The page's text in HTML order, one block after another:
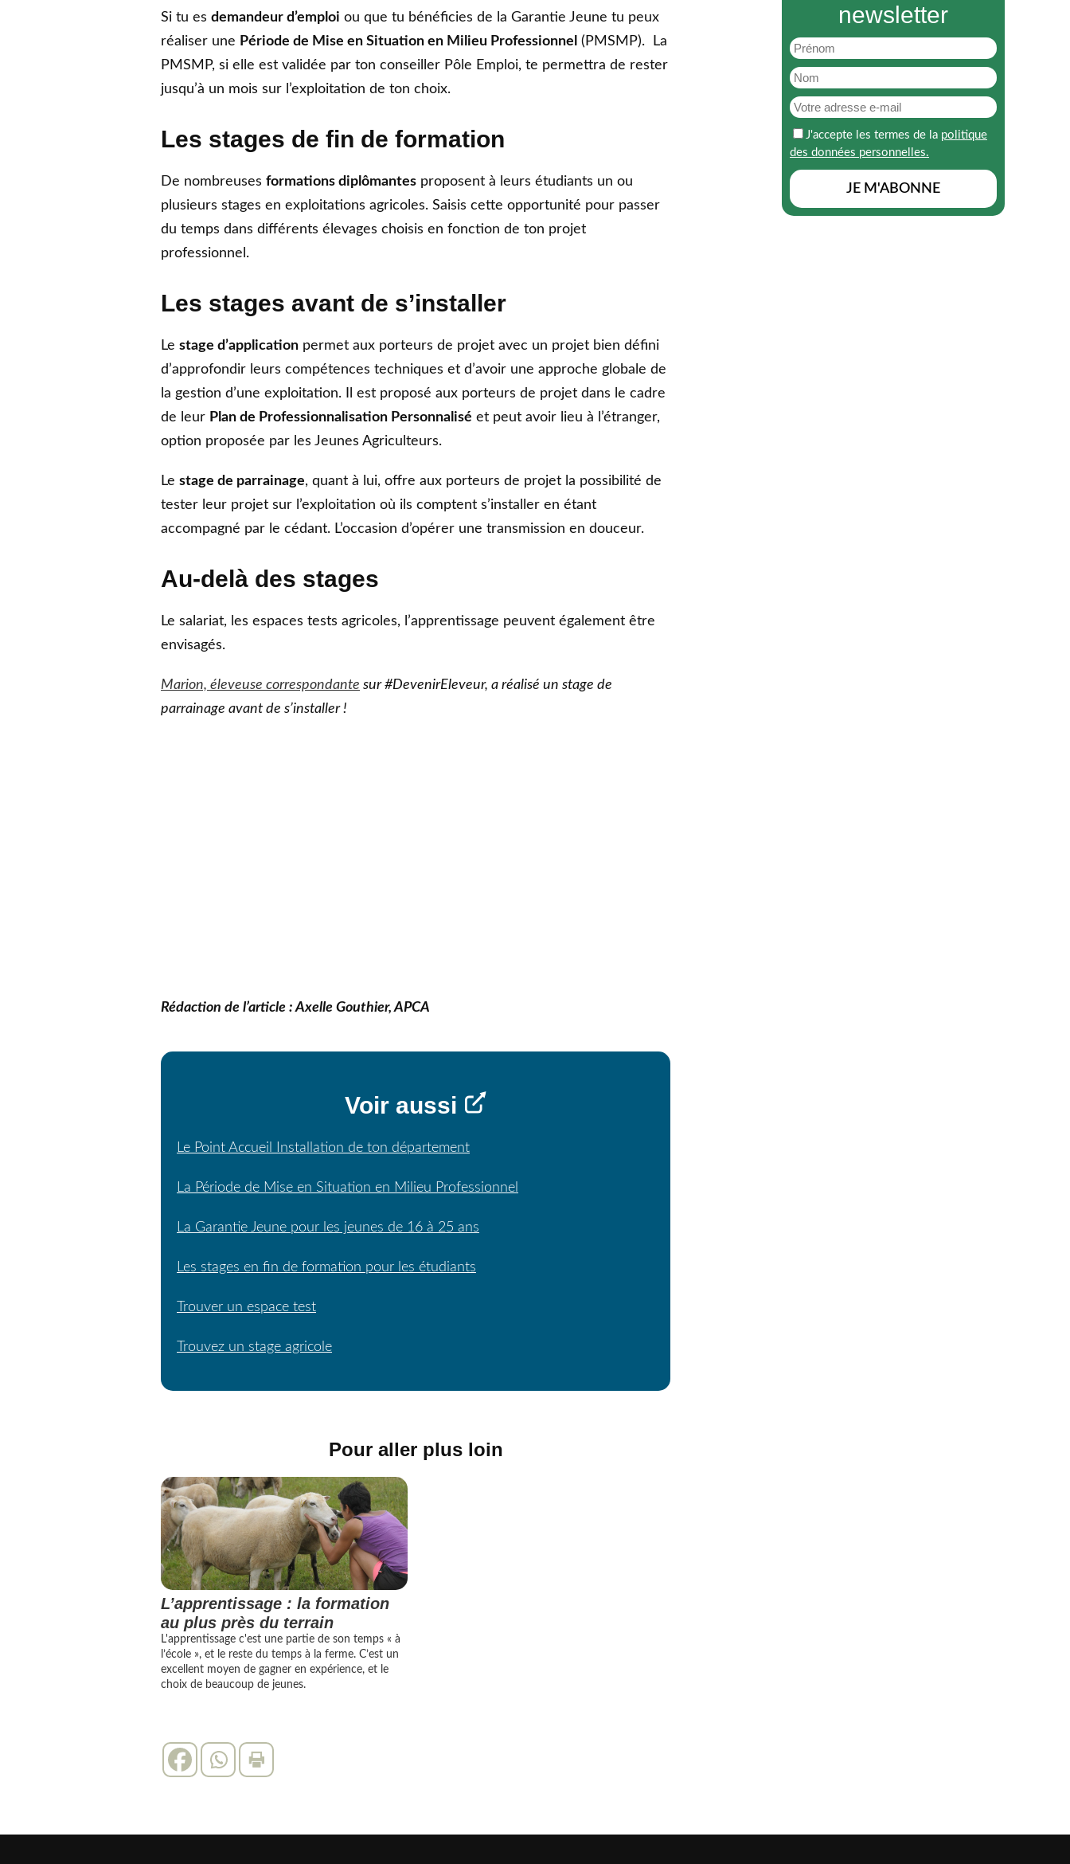
Si tu es demandeur d’emploi ou que tu bénéficies de la Garantie Jeune tu peux
réaliser une Période de Mise en Situation en Milieu Professionnel (PMSMP). La
PMSMP, si elle est validée par ton conseiller Pôle Emploi, te permettra de rester
jusqu’à un mois sur l’exploitation de ton choix.
Les stages de fin de formation
De nombreuses formations diplômantes proposent à leurs étudiants un ou
plusieurs stages en exploitations agricoles. Saisis cette opportunité pour passer
du temps dans différents élevages choisis en fonction de ton projet
professionnel.
Les stages avant de s’installer
Le stage d’application permet aux porteurs de projet avec un projet bien défini
d’approfondir leurs compétences techniques et d’avoir une approche globale de
la gestion d’une exploitation. Il est proposé aux porteurs de projet dans le cadre
de leur Plan de Professionnalisation Personnalisé et peut avoir lieu à l’étranger,
option proposée par les Jeunes Agriculteurs.
Le stage de parrainage, quant à lui, offre aux porteurs de projet la possibilité de
tester leur projet sur l’exploitation où ils comptent s’installer en étant
accompagné par le cédant. L’occasion d’opérer une transmission en douceur.
Au-delà des stages
Le salariat, les espaces tests agricoles, l’apprentissage peuvent également être
envisagés.
Marion, éleveuse correspondante sur #DevenirEleveur, a réalisé un stage de
parrainage avant de s’installer !
Rédaction de l’article : Axelle Gouthier, APCA
Voir aussi
Le Point Accueil Installation de ton département
La Période de Mise en Situation en Milieu Professionnel
La Garantie Jeune pour les jeunes de 16 à 25 ans
Les stages en fin de formation pour les étudiants
Trouver un espace test
Trouvez un stage agricole
Pour aller plus loin
L’apprentissage : la formation
au plus près du terrain
L'apprentissage c'est une partie de son temps « à
l’école », et le reste du temps à la ferme. C’est un
excellent moyen de gagner en expérience, et le
choix de beaucoup de jeunes.
newsletter
J'accepte les termes de la politique
des données personnelles.